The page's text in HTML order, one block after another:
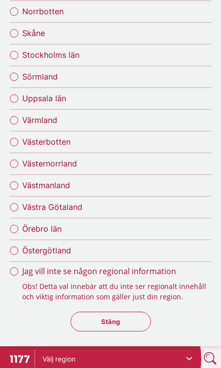
Norrbotten
Skåne
Stockholms län
Sörmland
Uppsala län
Värmland
Västerbotten
Västernorrland
Västmanland
Västra Götaland
Örebro län
Östergötland
Jag vill inte se någon regional information
Obs! Detta val innebär att du inte ser regionalt innehåll
och viktig information som gäller just din region.
Stäng regionsväljaren
Stäng
Till startsidan för 1177
Välj region